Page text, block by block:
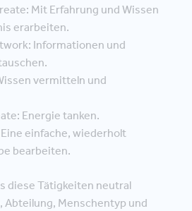
Mit Erfahrung und Wissen
erarbeiten.
Informationen und
vermitteln und
Energie tanken.
Eine einfache, wiederholt
bearbeiten.
diese Tätigkeiten neutral
Abteilung, Menschentyp und